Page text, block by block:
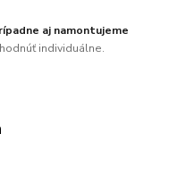
aj namontujeme
individuálne.